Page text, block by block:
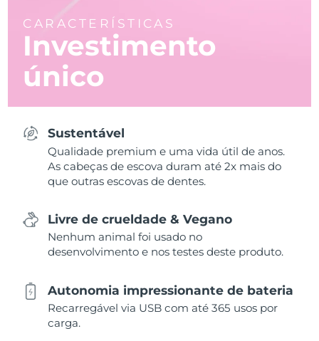
CARACTERÍSTICAS
Investimento
único
Sustentável
Qualidade premium e uma vida útil de anos.
As cabeças de escova duram até 2x mais do
que outras escovas de dentes.
Livre de crueldade & Vegano
Nenhum animal foi usado no
desenvolvimento e nos testes deste produto.
Autonomia impressionante de bateria
Recarregável via USB com até 365 usos por
carga.